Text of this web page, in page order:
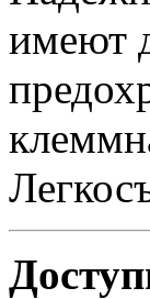
имеют